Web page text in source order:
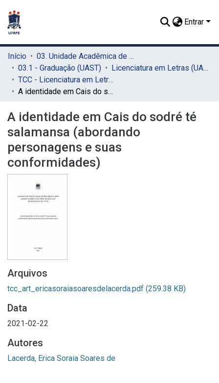
Entrar
Início
03. Unidade Acadêmica de Serra Talhada (UAST)
03.1 - Graduação (UAST)
Licenciatura em Letras (UAST)
TCC - Licenciatura em Letras (UAST)
A identidade em Cais do sodré té salamansa (abordando personagens e suas conformidades)
A identidade em Cais do sodré té
salamansa (abordando
personagens e suas
conformidades)
Arquivos
tcc_art_ericasoraiasoaresdelacerda.pdf (259.38 KB)
Data
2021-02-22
Autores
Lacerda, Erica Soraia Soares de